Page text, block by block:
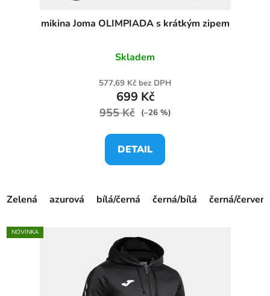
mikina Joma OLIMPIADA s krátkým zipem
Skladem
577,69 Kč bez DPH
699 Kč
955 Kč (–26 %)
DETAIL
Zelená azurová bílá/černá černá/bílá černá/
NOVINKA